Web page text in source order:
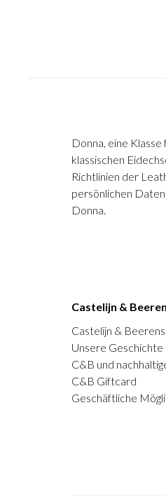
Donna, eine
klassischen
Richtlinien der
persönlichen
Donna.
Castelijn &
Castelijn &
Unsere Geschichte
C&B und
C&B Giftcard
Geschäftliche